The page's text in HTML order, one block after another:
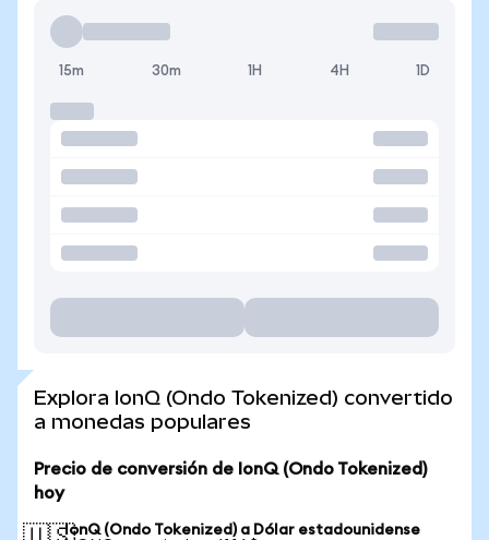
15m 30m 1H 4H 1D
Explora IonQ (Ondo Tokenized) convertido
a monedas populares
Precio de conversión de IonQ (Ondo Tokenized)
hoy
IonQ (Ondo Tokenized) a Dólar estadounidense